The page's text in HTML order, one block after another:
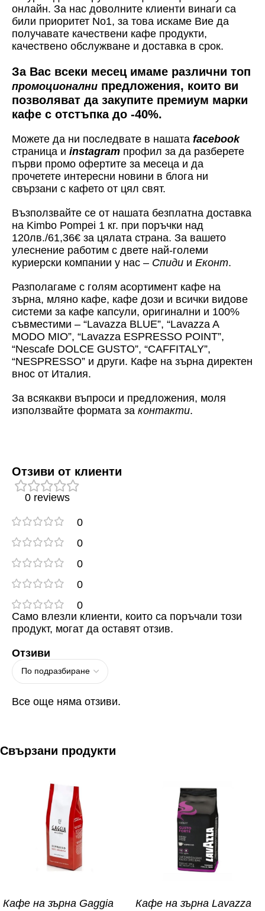
онлайн. За нас доволните клиенти винаги са
били приоритет No1, за това искаме Вие да
получавате качествени кафе продукти,
качествено обслужване и доставка в срок.
За Вас всеки месец имаме различни топ
промоционални предложения, които ви
позволяват да закупите премиум марки
кафе с отстъпка до -40%.
Можете да ни последвате в нашата facebook
страница и instagram профил за да разберете
първи промо офертите за месеца и да
прочетете интересни новини в блога ни
свързани с кафето от цял свят.
Възползвайте се от нашата безплатна доставка
на Kimbo Pompei 1 кг. при поръчки над
120лв./61,36€ за цялата страна. За вашето
улеснение работим с двете най-големи
куриерски компании у нас – Спиди и Еконт.
Разполагаме с голям асортимент кафе на
зърна, мляно кафе, кафе дози и всички видове
системи за кафе капсули, оригинални и 100%
съвместими – “Lavazza BLUE”, “Lavazza A
MODO MIO”, “Lavazza ESPRESSO POINT”,
“Nescafe DOLCE GUSTO”, “CAFFITALY”,
“NESPRESSO” и други. Кафе на зърна директен
внос от Италия.
За всякакви въпроси и предложения, моля
използвайте формата за контакти.
Отзиви от клиенти
0 reviews
0
0
0
0
0
Отзиви
Все още няма отзиви.
Само влезли клиенти, които са поръчали този
продукт, могат да оставят отзив.
Свързани продукти
Кафе на зърна Gaggia
Кафе на зърна Lavazza